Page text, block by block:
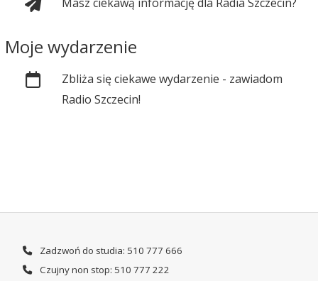
Moje wydarzenie
Zbliża się ciekawe wydarzenie - zawiadom
Radio Szczecin!
Zadzwoń do studia: 510 777 666
Czujny non stop: 510 777 222